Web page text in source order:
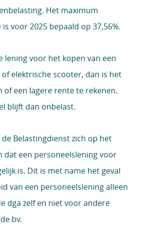
Het maximum
voor 2025 bepaald op 37,56%.
lening voor het kopen van een
elektrische scooter, dan is het
of een lagere rente te rekenen.
blijft dan onbelast.
de Belastingdienst zich op het
dat een personeelslening voor
is. Dit is met name het geval
van een personeelslening alleen
dga zelf en niet voor andere
bv.